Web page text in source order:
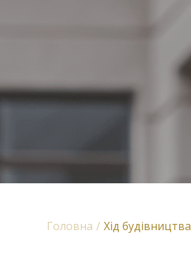
Головна Хід будівництва